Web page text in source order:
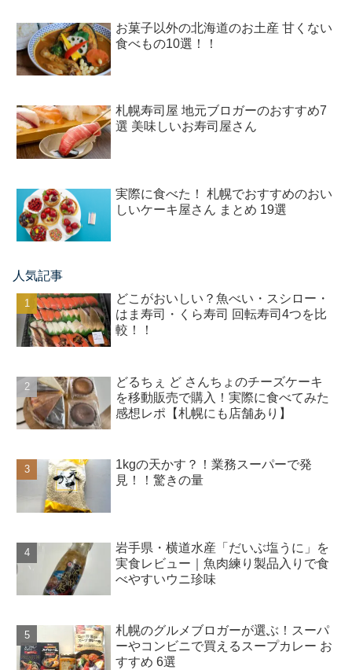
お菓子以外の北海道のお土産 甘くない
食べもの10選！！
札幌寿司屋 地元ブロガーのおすすめ7
選 美味しいお寿司屋さん
実際に食べた！ 札幌でおすすめのおい
しいケーキ屋さん まとめ 19選
人気記事
どこがおいしい？魚べい・スシロー・
はま寿司・くら寿司 回転寿司4つを比
較！！
どるちぇ ど さんちょのチーズケーキ
を移動販売で購入！実際に食べてみた
感想レポ【札幌にも店舗あり】
1kgの天かす？！業務スーパーで発
見！！驚きの量
岩手県・横道水産「だいぶ塩うに」を
実食レビュー｜魚肉練り製品入りで食
べやすいウニ珍味
札幌のグルメブロガーが選ぶ！スーパ
ーやコンビニで買えるスープカレー お
すすめ 6選